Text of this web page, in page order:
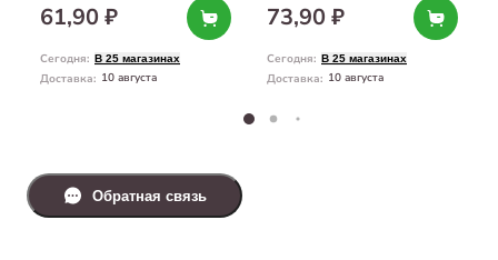
61,90 ₽
Сегодня: В 25 магазинах
Доставка: 10 августа
73,90 ₽
Сегодня: В 25 магазинах
Доставка: 10 августа
Обратная связь